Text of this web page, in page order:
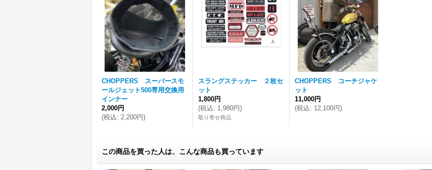
CHOPPERS スーパースモ
ールジェット500専用交換用
インナー
2,000円
(税込: 2,200円)
スラングステッカー ２枚セ
ット
1,800円
(税込: 1,980円)
取り寄せ商品
CHOPPERS コーチジャケ
ット
11,000円
(税込: 12,100円)
この商品を買った人は、こんな商品も買っています